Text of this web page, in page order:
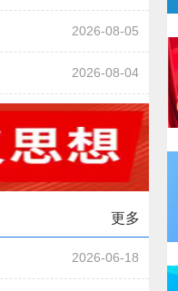
2026-08-05
2026-08-04
更多
2026-06-18